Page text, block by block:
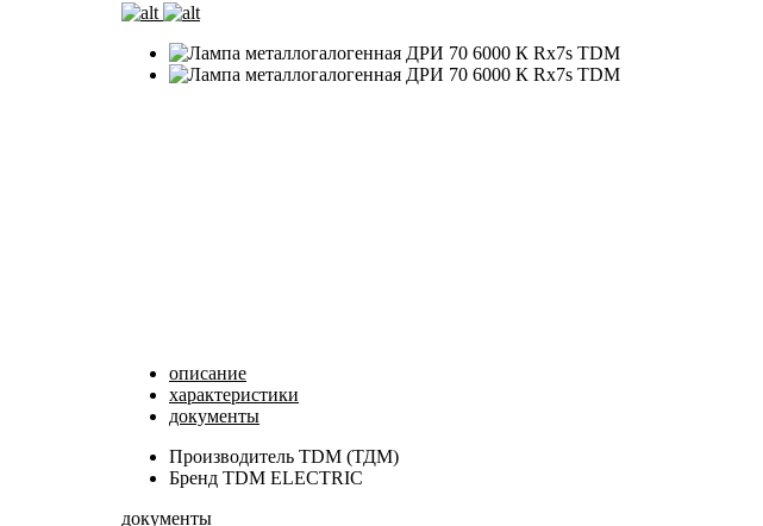
описание
характеристики
документы
Производитель TDM (ТДМ)
Бренд TDM ELECTRIC
документы